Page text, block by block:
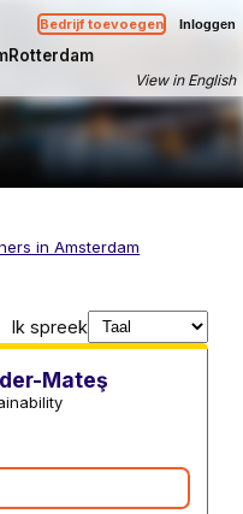
Bedrijf toevoegen Inloggen
Rotterdam
View in English
in Amsterdam
Ik spreekin Duurzaamheid
Mateş